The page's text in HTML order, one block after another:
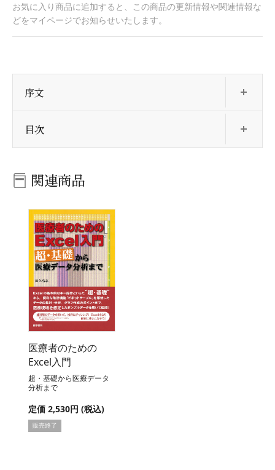
お気に入り商品に追加すると、この商品の更新情報や関連情報な
どをマイページでお知らせいたします。
序文
目次
関連商品
医療者のための
Excel入門
超・基礎から医療データ
分析まで
定価 2,530円 (税込)
販売終了